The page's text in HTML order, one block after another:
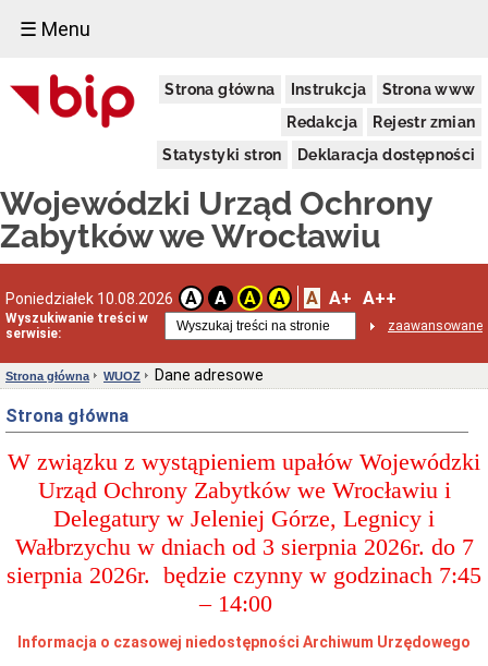
☰ Menu
Strona główna Instrukcja
Strona www
Redakcja
Rejestr zmian
Statystyki stron
Deklaracja dostępności
Wojewódzki Urząd Ochrony
Zabytków we Wrocławiu
Poniedziałek 10.08.2026 A A A A A A+ A++
Wyszukiwanie treści w
serwisie:
zaawansowane
Dostępność
Deklaracja
dostępności
realizowanym
projekcie
dofinansowanym
Europejskich
Delegatury
adresowe
Podstawy
prawne
działalności
i
kompetencje
Przedmiot
działania
i
kompetencje
Sprawozdawczość
Statystyki
Strona główna WUOZ Dane adresowe
Strona główna
W związku z wystąpieniem upałów Wojewódzki
Urząd Ochrony Zabytków we Wrocławiu i
Delegatury w Jeleniej Górze, Legnicy i
Wałbrzychu w dniach od 3 sierpnia 2026r. do 7
sierpnia 2026r. będzie czynny w godzinach 7:45
– 14:00
Informacja o czasowej niedostępności Archiwum Urzędowego